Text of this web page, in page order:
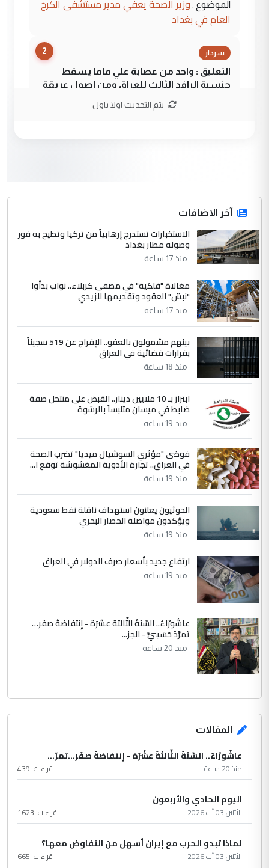
الموضوع : وزير الصحة يعفي مدير مستشفى الكرخ
العام في بغداد
2 سردار
التعليق : واحد من عصابة علي ماما يسقط
جنسية الرافد الثالث للعراق ومن اصول عريقة
جنسية الرافد الثالث للعراق ومن اصول عريقة
ابا فرات ...
الموضوع :
الجواهري يرد على صدام حسين سل
مضجعيك يابن الزنا (نص كامل)
حيدر عاشور
التعليق : تحياتي لك استاذ حامدتركان. كلام
دقيق ومسؤول؛ فالاستثمار الحقيقي للإنسان
وثروات البلد يعتمد على الكفاءة ...
الموضوع :
بين الإهمال واغتصاب الأرض.. بلاد
الرافدين تعاني الجفاف والتصحر!!
التعليق : هذه الزيارة تنفع لبنان، دون الشعب
العراقي، الذي احترق بحر الصيف، في حين
حكومة الزيدي ...
الموضوع :
نواف سلام في بغداد.. "الفيول" مقابل
تصدير النفط العراقي
يتم التحديث اولا باول
آخر الاضافات
الاستخبارات تستدرج إرهابياً من تركيا وتطيح به فور
وصوله مطار بغداد
منذ 17 ساعة
مغالاة "فلكية" في مصفى كربلاء.. نواب بدأوا
"نبش" العقود وتقديمها للزيدي
منذ 17 ساعة
بينهم مشمولون بالعفو.. الإفراج عن 519 سجيناً
بقرارات قضائية في العراق
منذ 18 ساعة
ابتزاز بـ 10 ملايين دينار.. القبض على منتحل صفة
ضابط في ميسان متلبساً بالرشوة
منذ 19 ساعة
فوضى "مؤثري السوشيال ميديا" تضرب الصحة
في العراق.. تجارة الأدوية المغشوشة توقع ا...
منذ 19 ساعة
الحوثيون يعلنون استهداف ناقلة نفط سعودية
ويؤكدون مواصلة الحصار البحري
منذ 19 ساعة
ارتفاع جديد بأسعار صرف الدولار في العراق
منذ 19 ساعة
عاشُورْاءُ.. السّنَةُ الثّالثةَ عشَرَة - إِنتفاضةُ صفَر…
تمرُّدٌ حُسَينيٌّ - الجز...
منذ 20 ساعة
المقالات
عاشُورْاءُ.. السّنَةُ الثّالثةَ عشَرَة - إِنتفاضةُ صفَر…تمرّ...
منذ 20 ساعة قراءات :439
اليوم الحادي والأربعون
الأثنين 03 آب 2026 قراءات :1623
لماذا تبدو الحرب مع إيران أسهل من التفاوض معها؟
الأثنين 03 آب 2026 قراءات :665